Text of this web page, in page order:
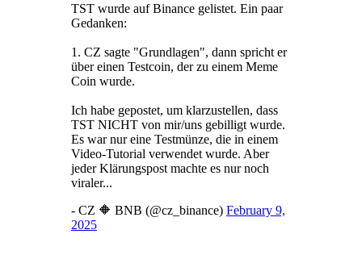
TST wurde auf Binance gelistet. Ein paar
Gedanken:
1. CZ sagte "Grundlagen", dann spricht er
über einen Testcoin, der zu einem Meme
Coin wurde.
Ich habe gepostet, um klarzustellen, dass
TST NICHT von mir/uns gebilligt wurde.
Es war nur eine Testmünze, die in einem
Video-Tutorial verwendet wurde. Aber
jeder Klärungspost machte es nur noch
viraler...
- CZ 🔶 BNB (@cz_binance) February 9,
2025